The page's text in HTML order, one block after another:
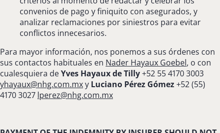
convenios de pago y finiquito con asegurados, y
analizar reclamaciones por siniestros para evitar
conflictos innecesarios.
Para mayor información, nos ponemos a sus órdenes con
sus contactos habituales en Nader Hayaux Goebel, o con
cualesquiera deYves Hayaux de Tilly+52 55 4170 3003
yhayaux@nhg.com.mxy Luciano Pérez Gómez+52 (55)
4170 3027 lperez@nhg.com.mx